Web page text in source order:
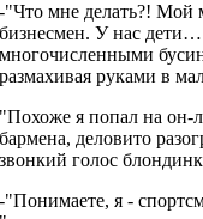
-"Что мне делать?! Мой
бизнесмен. У нас
многочисленными
размахивая руками в
"Похоже я попал на он-
бармена, деловито
звонкий голос
-"Понимаете, я -